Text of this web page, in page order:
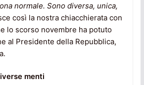
normale. Sono diversa, unica,
così la nostra chiacchierata con
lo scorso novembre ha potuto
al Presidente della Repubblica,
menti